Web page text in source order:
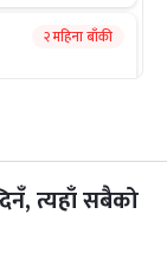
२ महिना बाँकी
२ महिना बाँकी
त्यहाँ सबैको